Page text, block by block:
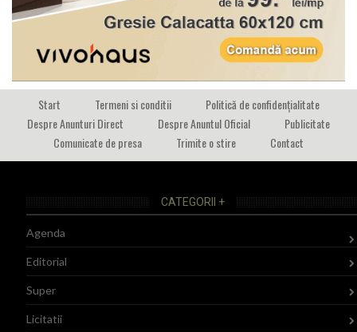
Start Termeni si conditii
Politică de confidențialitate
Despre Anunturi Direct
Despre Anuntul Oficial
Publicitate
Comunicate de presa
Trimite o stire Contact
CATEGORII +
Agenda
Editorial
Super
Licitatii